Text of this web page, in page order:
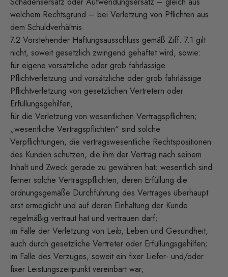
welchem Rechtsgrund – bei Verletzung von Pflichten aus
dem Schuldverhältnis.
7.2 Vorstehender Haftungsausschluss gemäß Ziff. 7.1 gilt
nicht, soweit gesetzlich zwingend gehaftet wird, sowie:
für eigene vorsätzliche oder grob fahrlässige
Pflichtverletzung und vorsätzliche oder grob fahrlässige
Pflichtverletzung von gesetzlichen Vertretern oder
Erfüllungsgehilfen;
für die Verletzung von wesentlichen Vertragspflichten;
„wesentliche Vertragspflichten“ sind solche
Verpflichtungen, die vertragswesentliche Rechtspositionen
des Kunden schützen, die ihm der Vertrag nach seinem
Inhalt und Zweck gerade zu gewähren hat; wesentlich sind
ferner solche Vertragspflichten, deren Erfüllung die
ordnungsgemäße Durchführung des Vertrages überhaupt
erst ermöglicht und auf deren Einhaltung der Kunde
regelmäßig vertraut hat und vertrauen darf;
im Falle der Verletzung von Leib, Leben und Gesundheit,
auch durch gesetzliche Vertreter oder Erfüllungsgehilfen;
im Falle des Verzuges, soweit ein fixer Liefer- und/oder
fixer Leistungszeitpunkt vereinbart war;